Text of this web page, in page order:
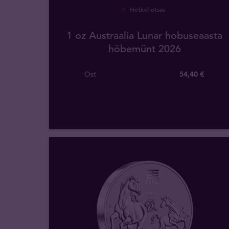
Hetkel otsas
1 oz Austraalia Lunar hobuseaasta
hõbemünt 2026
Ost 54,40 €